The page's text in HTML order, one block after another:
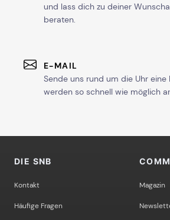
und lass dich zu deiner
beraten.
E-MAIL
Sende uns rund um die Uhr
werden so schnell wie möglich
DIE SNB
Kontakt
Häufige Fragen
Magazin